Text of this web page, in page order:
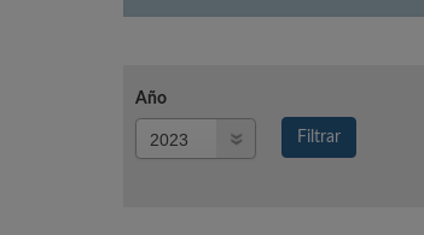
Año
Filtrar